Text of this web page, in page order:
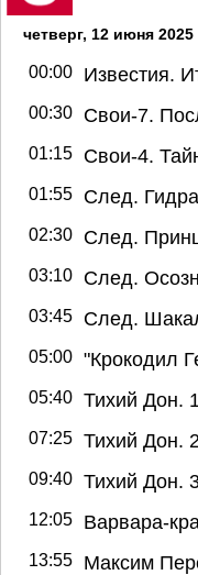
четверг, 12 июня 2025
00:00 Известия.
00:30 Свои-7.
01:15 Свои-4.
01:55 След. Гидра
02:30 След.
03:10 След.
03:45 След.
05:00 "Крокодил
05:40 Тихий Дон.
07:25 Тихий Дон.
09:40 Тихий Дон.
12:05 Варвара-
13:55 Максим